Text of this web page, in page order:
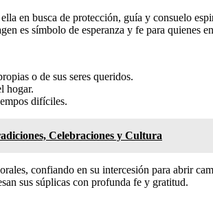
en busca de protección, guía y consuelo
es símbolo de esperanza y fe para quienes
o de sus seres queridos.
hogar.
difíciles.
Celebraciones y Cultura
confiando en su intercesión para abrir
sus súplicas con profunda fe y gratitud.